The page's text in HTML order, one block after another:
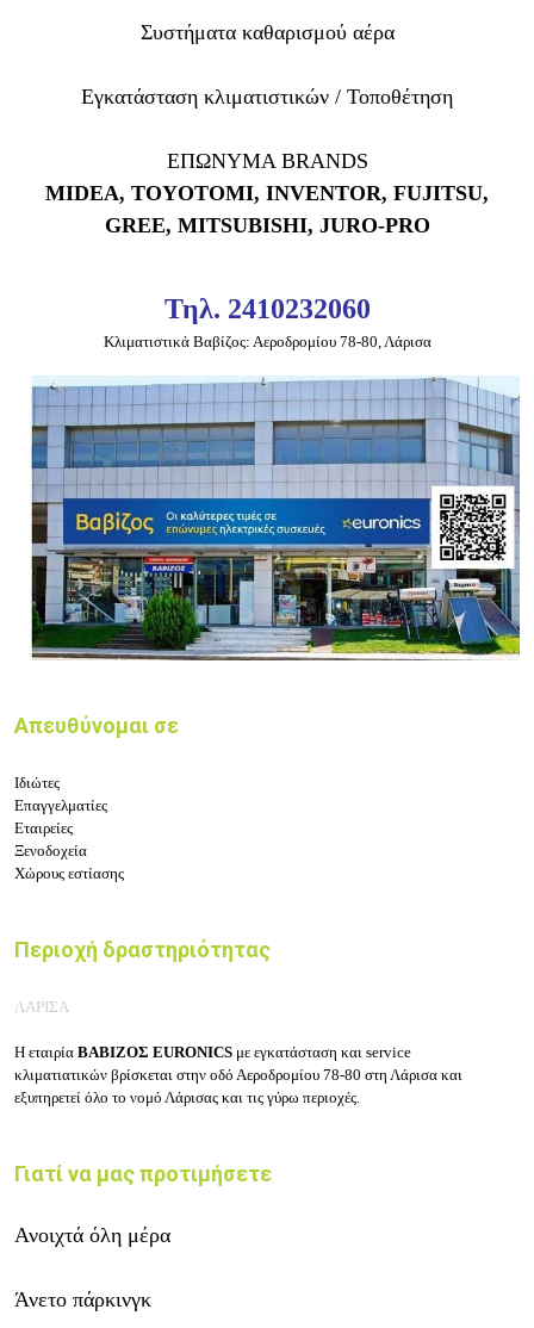
Συστήματα καθαρισμού αέρα
Εγκατάσταση κλιματιστικών / Τοποθέτηση
ΕΠΩΝΥΜΑ BRANDS
MIDEA, TOYOTOMI, INVENTOR, FUJITSU,
GREE, MITSUBISHI, JURO-PRO
Τηλ. 2410232060
Κλιματιστικά Βαβίζος: Αεροδρομίου 78-80, Λάρισα
Απευθύνομαι σε
Ιδιώτες
Επαγγελματίες
Εταιρείες
Ξενοδοχεία
Χώρους εστίασης
Περιοχή δραστηριότητας
ΛΑΡΙΣΑ
Η εταιρία ΒΑΒΙΖΟΣ EURONICS με εγκατάσταση και service
κλιματιατικών βρίσκεται στην οδό Αεροδρομίου 78-80 στη Λάρισα και
εξυπηρετεί όλο το νομό Λάρισας και τις γύρω περιοχές.
Γιατί να μας προτιμήσετε
Ανοιχτά όλη μέρα
Άνετο πάρκινγκ